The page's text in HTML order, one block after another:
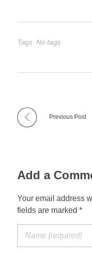
Tags: No tags
Previous Post
Add a
Your email address
fields are marked *